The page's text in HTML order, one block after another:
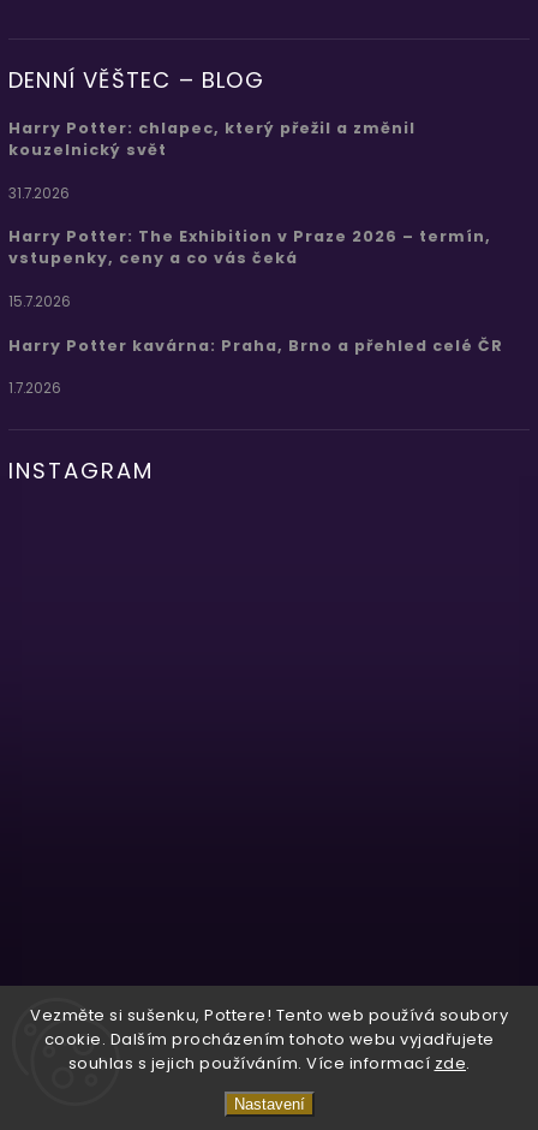
Vezměte si sušenku, Pottere! Tento web používá soubory
cookie. Dalším procházením tohoto webu vyjadřujete
souhlas s jejich používáním. Více informací zde.
Nastavení
DENNÍ VĚŠTEC – BLOG
Harry Potter: chlapec, který přežil a změnil
kouzelnický svět
31.7.2026
Harry Potter: The Exhibition v Praze 2026 – termín,
vstupenky, ceny a co vás čeká
15.7.2026
Harry Potter kavárna: Praha, Brno a přehled celé ČR
1.7.2026
INSTAGRAM
Sledovat na Instagramu
Copyright 2026Wizardo. Všechna práva vyhrazena.
| DesignShoptak.cz.